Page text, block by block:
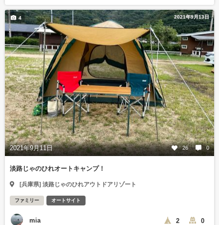
2021年9月13日
2021年9月11日 26 0
4
淡路じゃのひれオートキャンプ！
[兵庫県] 淡路じゃのひれアウトドアリゾート
ファミリー オートサイト
mia 2 0